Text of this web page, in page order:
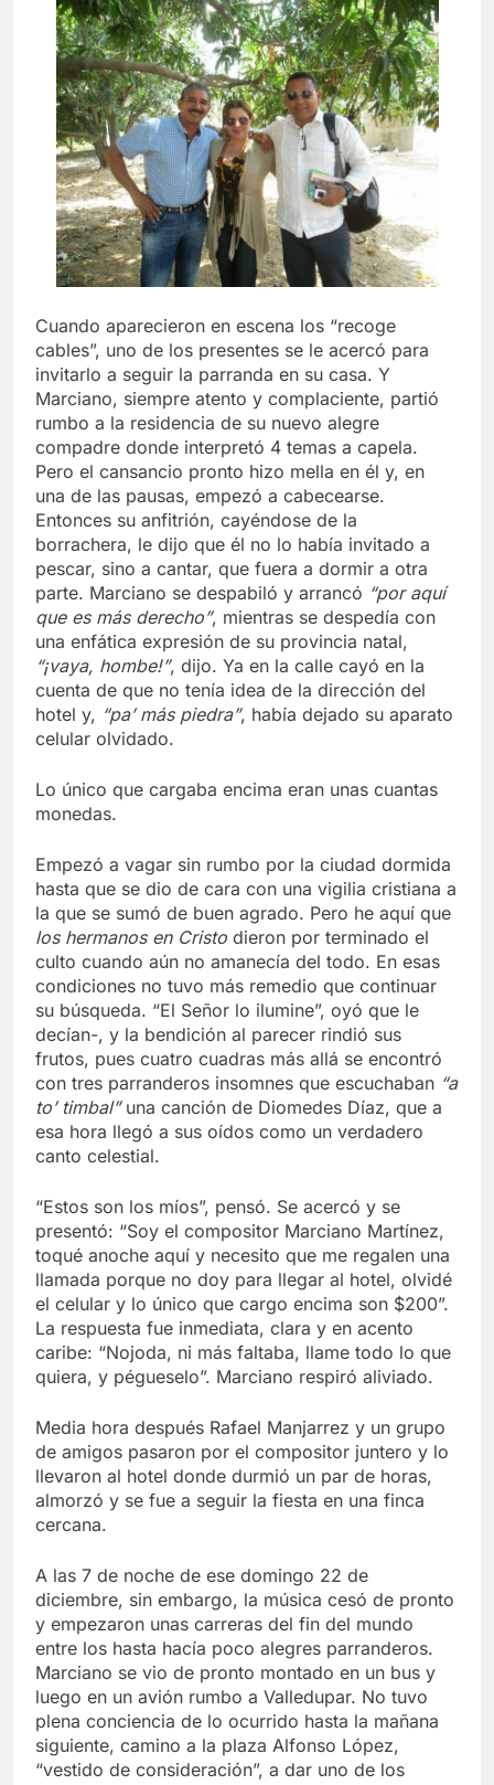
Cuando aparecieron en escena los “recoge
cables”, uno de los presentes se le acercó para
invitarlo a seguir la parranda en su casa. Y
Marciano, siempre atento y complaciente, partió
rumbo a la residencia de su nuevo alegre
compadre donde interpretó 4 temas a capela.
Pero el cansancio pronto hizo mella en él y, en
una de las pausas, empezó a cabecearse.
Entonces su anfitrión, cayéndose de la
borrachera, le dijo que él no lo había invitado a
pescar, sino a cantar, que fuera a dormir a otra
parte. Marciano se despabiló y arrancó “por aquí
que es más derecho”, mientras se despedía con
una enfática expresión de su provincia natal,
“¡vaya, hombe!”, dijo. Ya en la calle cayó en la
cuenta de que no tenía idea de la dirección del
hotel y, “pa’ más piedra”, había dejado su aparato
celular olvidado.
Lo único que cargaba encima eran unas cuantas
monedas.
Empezó a vagar sin rumbo por la ciudad dormida
hasta que se dio de cara con una vigilia cristiana a
la que se sumó de buen agrado. Pero he aquí que
los hermanos en Cristo dieron por terminado el
culto cuando aún no amanecía del todo. En esas
condiciones no tuvo más remedio que continuar
su búsqueda. “El Señor lo ilumine”, oyó que le
decían-, y la bendición al parecer rindió sus
frutos, pues cuatro cuadras más allá se encontró
con tres parranderos insomnes que escuchaban “a
to’ timbal”una canción de Diomedes Díaz, que a
esa hora llegó a sus oídos como un verdadero
canto celestial.
“Estos son los míos”, pensó. Se acercó y se
presentó: “Soy el compositor Marciano Martínez,
toqué anoche aquí y necesito que me regalen una
llamada porque no doy para llegar al hotel, olvidé
el celular y lo único que cargo encima son $200”.
La respuesta fue inmediata, clara y en acento
caribe: “Nojoda, ni más faltaba, llame todo lo que
quiera, y pégueselo”. Marciano respiró aliviado.
Media hora después Rafael Manjarrez y un grupo
de amigos pasaron por el compositor juntero y lo
llevaron al hotel donde durmió un par de horas,
almorzó y se fue a seguir la fiesta en una finca
cercana.
A las 7 de noche de ese domingo 22 de
diciembre, sin embargo, la música cesó de pronto
y empezaron unas carreras del fin del mundo
entre los hasta hacía poco alegres parranderos.
Marciano se vio de pronto montado en un bus y
luego en un avión rumbo a Valledupar. No tuvo
plena conciencia de lo ocurrido hasta la mañana
siguiente, camino a la plaza Alfonso López,
“vestido de consideración”, a dar uno de los